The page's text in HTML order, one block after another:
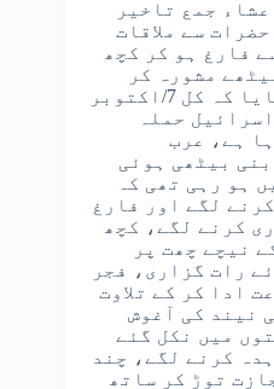
جمع تاخیر
سے ملاقات
فارغ ہو کر کچھ
مشورہ کر
رہے تھے، کہ مولانا نے بتایا کہ کل 7/اکتوبر
حملہ
ہے، عرب
بیٹھی ہوئی
ہو رہی تھی کہ
لگے اور فارغ
کرنے لگے، کچھ
نیچے چھت پر
رات گزاری، فجر
ادا کر کے تلاوت
نیند کی آغوش
میں نکل گئے
کرنے لگے، چند
توڑ کر ساتھ